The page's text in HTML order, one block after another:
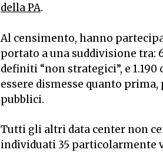
della PA.
Al censimento, hanno
portato a una suddivisione tra:
definiti “non strategici”, e
essere dismesse quanto
pubblici.
Tutti gli altri data center non
individuati 35 particolarmente